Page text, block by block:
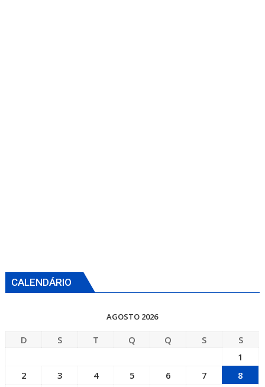
CALENDÁRIO
AGOSTO 2026
D S T Q Q S
S
1
2
3 4 5 6 7
8